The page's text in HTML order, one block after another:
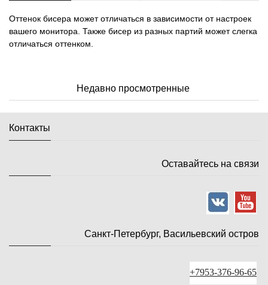
Оттенок бисера может отличаться в зависимости от настроек
вашего монитора. Также бисер из разных партий может слегка
отличаться оттенком.
Недавно просмотренные
Контакты
Оставайтесь на связи
Санкт-Петербург, Васильевский остров
+7953-376-96-65